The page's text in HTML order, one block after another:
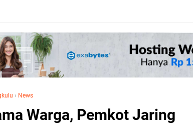
› News
Warga, Pemkot Jaring